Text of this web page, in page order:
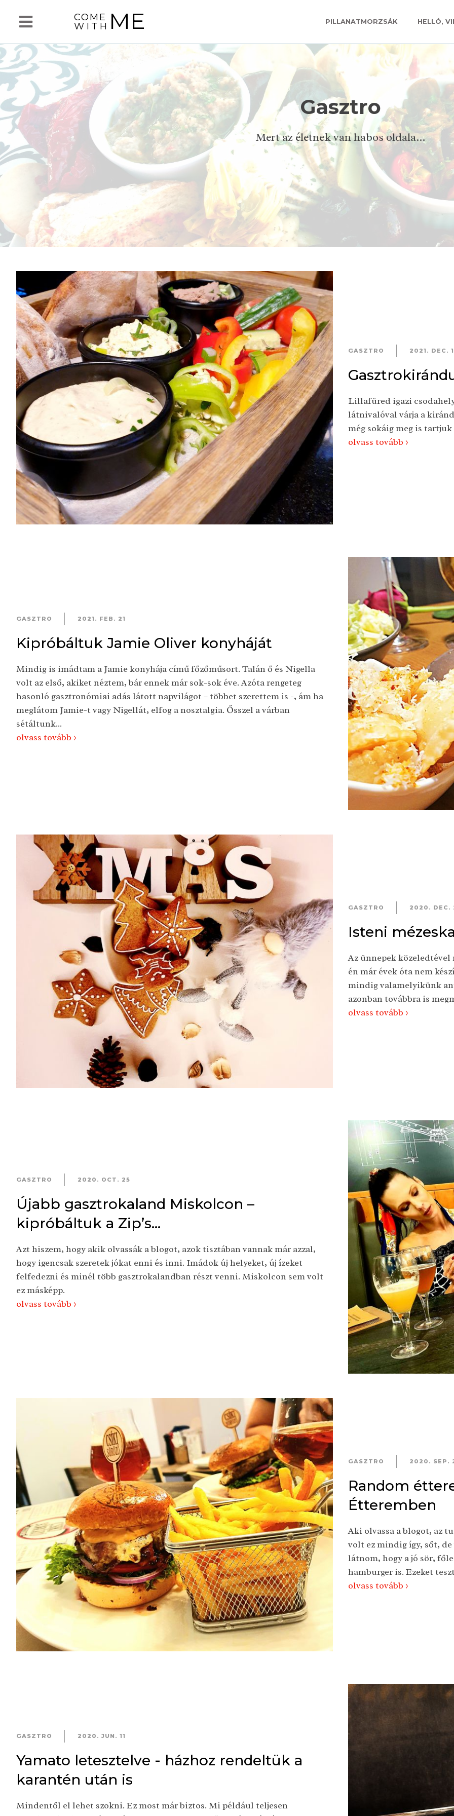
COME
WITH ME PILLANATMORZSÁK HELLÓ,
Gasztro
Mert az életnek van habos oldala…
GASZTRO 2021. DEC.
Lillafüred igazi
látnivalóval várja a
még sokáig meg is
olvass tovább >
GASZTRO 2021. FEB. 21
Kipróbáltuk Jamie Oliver konyháját
Mindig is imádtam a Jamie konyhája című főzőműsort. Talán ő és Nigella
volt az első, akiket néztem, bár ennek már sok-sok éve. Azóta rengeteg
hasonló gasztronómiai adás látott napvilágot – többet szerettem is -, ám ha
meglátom Jamie-t vagy Nigellát, elfog a nosztalgia. Ősszel a várban
sétáltunk...
olvass tovább >
GASZTRO 2020. DEC.
Isteni
Az ünnepek
én már évek óta nem
mindig valamelyikünk
azonban továbbra is
olvass tovább >
GASZTRO 2020. OCT. 25
Újabb gasztrokaland Miskolcon –
kipróbáltuk a Zip’s...
Azt hiszem, hogy akik olvassák a blogot, azok tisztában vannak már azzal,
hogy igencsak szeretek jókat enni és inni. Imádok új helyeket, új ízeket
felfedezni és minél több gasztrokalandban részt venni. Miskolcon sem volt
ez másképp.
olvass tovább >
GASZTRO 2020. SEP.
Random
Étteremben
Aki olvassa a blogot, az
volt ez mindig így, sőt,
látnom, hogy a jó sör,
hamburger is. Ezeket
olvass tovább >
GASZTRO 2020. JUN. 11
Yamato letesztelve - házhoz rendeltük a
karantén után is
Mindentől el lehet szokni. Ez most már biztos. Mi például teljesen